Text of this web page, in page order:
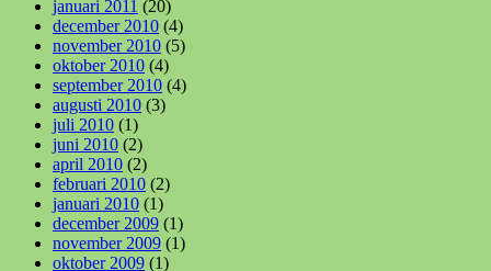
januari 2011 (20)
december 2010 (4)
november 2010 (5)
oktober 2010 (4)
september 2010 (4)
augusti 2010 (3)
juli 2010 (1)
juni 2010 (2)
april 2010 (2)
februari 2010 (2)
januari 2010 (1)
december 2009 (1)
november 2009 (1)
oktober 2009 (1)